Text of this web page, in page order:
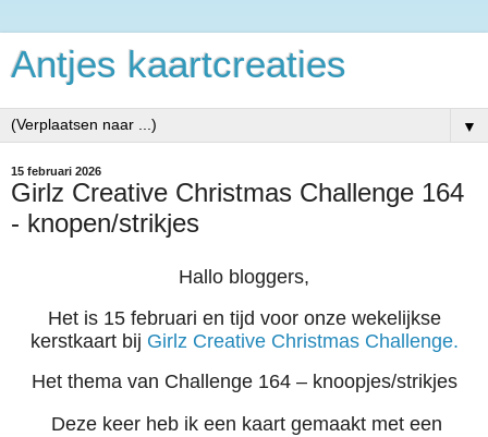
Antjes kaartcreaties
▼
15 februari 2026
Girlz Creative Christmas Challenge 164
- knopen/strikjes
Hallo bloggers,
Het is 15 februari en tijd voor onze wekelijkse
kerstkaart bij Girlz Creative Christmas Challenge.
Het thema van Challenge 164 – knoopjes/strikjes
Deze keer heb ik een kaart gemaakt met een